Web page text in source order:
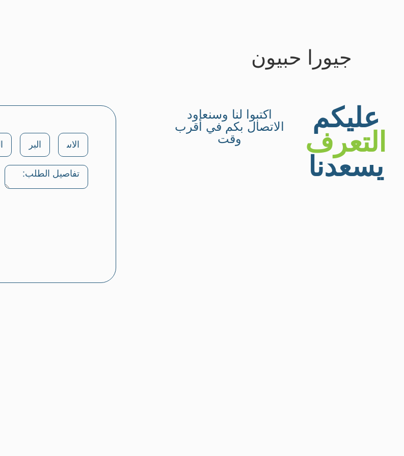
جيورا حبيون
عليكم
التعرف
يسعدنا
اكتبوا لنا وسنعاود
الاتصال بكم في أقرب
وقت